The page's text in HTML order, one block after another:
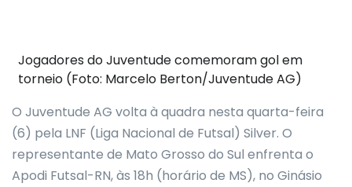
Jogadores do Juventude comemoram gol em
torneio (Foto: Marcelo Berton/Juventude AG)
O Juventude AG volta à quadra nesta quarta-feira
(6) pela LNF (Liga Nacional de Futsal) Silver. O
representante de Mato Grosso do Sul enfrenta o
Apodi Futsal-RN, às 18h (horário de MS), no Ginásio